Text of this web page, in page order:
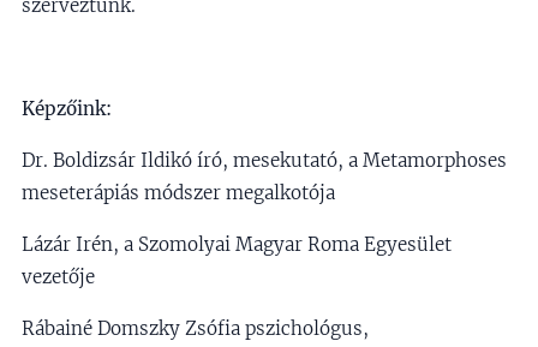
szerveztünk.
Képzőink:
Dr. Boldizsár Ildikó író, mesekutató, a Metamorphoses
meseterápiás módszer megalkotója
Lázár Irén, a Szomolyai Magyar Roma Egyesület
vezetője
Rábainé Domszky Zsófia pszichológus,